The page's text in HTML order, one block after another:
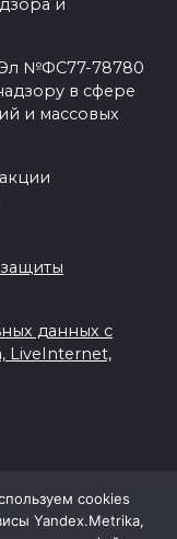
и
Эл №ФС77-78780
в сфере
и массовых
данных с
LiveInternet,
cookies
Yandex.Metrika,